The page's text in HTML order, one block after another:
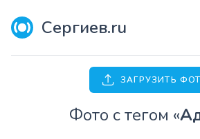
Сергиев.ru
ЗАГРУЗИТЬ
Фото с тегом «